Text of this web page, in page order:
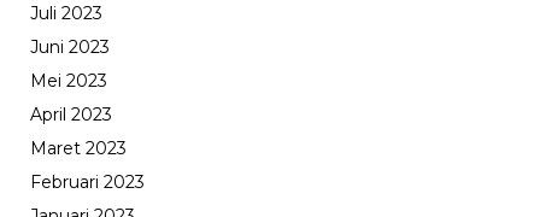
Juli 2023
Juni 2023
Mei 2023
April 2023
Maret 2023
Februari 2023